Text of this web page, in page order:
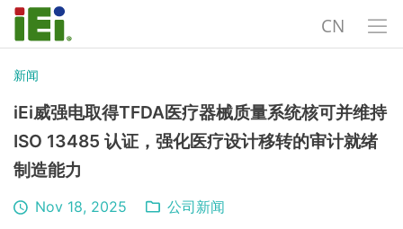
CN
新闻
iEi威强电取得TFDA医疗器械质量系统核可并维持
ISO 13485 认证，强化医疗设计移转的审计就绪
制造能力
Nov 18, 2025 公司新闻